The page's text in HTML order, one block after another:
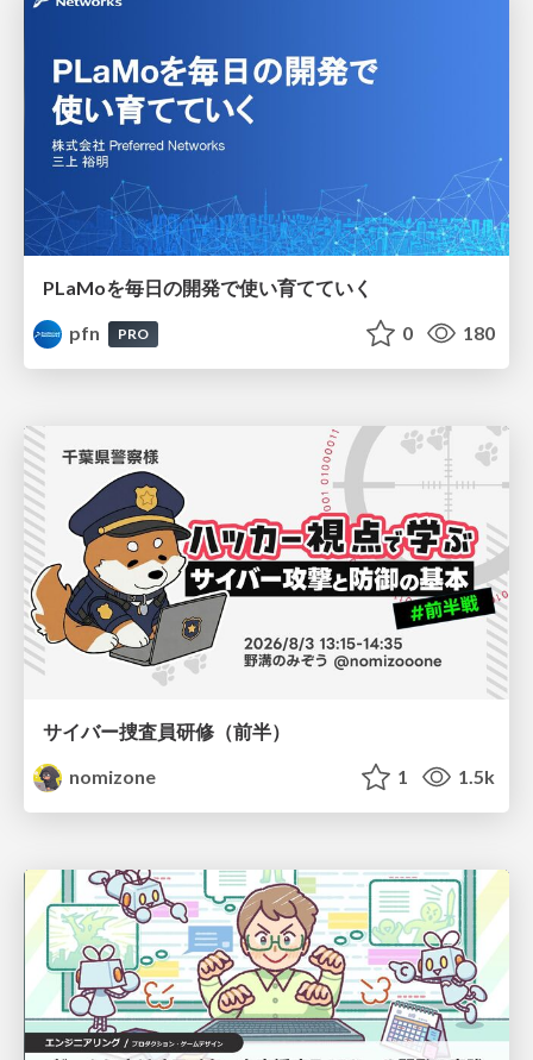
PLaMoを毎日の開発で使い育てていく
pfn
PRO 0 180
サイバー捜査員研修（前半）
nomizone
1 1.5k